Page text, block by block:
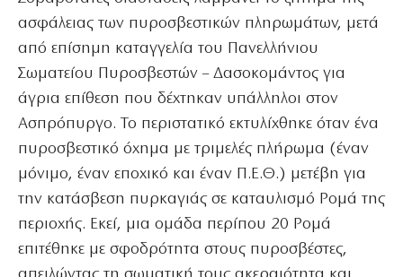
ασφάλειας των πυροσβεστικών πληρωμάτων, μετά
από επίσημη καταγγελία του Πανελλήνιου
Σωματείου Πυροσβεστών – Δασοκομάντος για
άγρια επίθεση που δέχτηκαν υπάλληλοι στον
Ασπρόπυργο. Το περιστατικό εκτυλίχθηκε όταν ένα
πυροσβεστικό όχημα με τριμελές πλήρωμα (έναν
μόνιμο, έναν εποχικό και έναν Π.Ε.Θ.) μετέβη για
την κατάσβεση πυρκαγιάς σε καταυλισμό Ρομά της
περιοχής. Εκεί, μια ομάδα περίπου 20 Ρομά
επιτέθηκε με σφοδρότητα στους πυροσβέστες,